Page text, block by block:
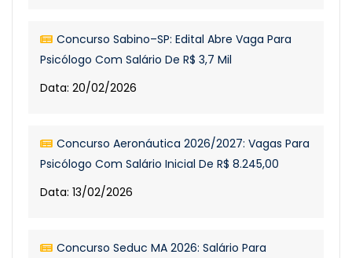
Concurso Sabino–SP: Edital Abre Vaga Para
Psicólogo Com Salário De R$ 3,7 Mil
Data: 20/02/2026
Concurso Aeronáutica 2026/2027: Vagas Para
Psicólogo Com Salário Inicial De R$ 8.245,00
Data: 13/02/2026
Concurso Seduc MA 2026: Salário Para